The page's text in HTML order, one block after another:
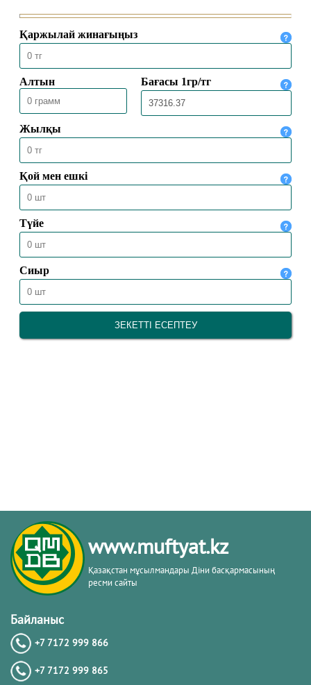
30.05.2026 4452
МЕККЕДЕ 1447 ҺИЖРИ ЖЫЛҒЫ
ҚАЖЫЛЫҚ МАУСЫМЫ
ҚОРЫТЫНДЫЛАНДЫ
30.05.2026
www.muftyat.kz
Қазақстан мұсылмандары Діни басқармасының
ресми сайты
Байланыс
+7 7172 999 866
+7 7172 999 865